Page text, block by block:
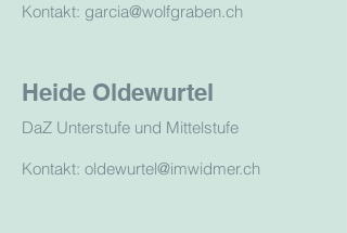
Kontakt: garcia@wolfgraben.ch
Heide Oldewurtel
DaZ Unterstufe und Mittelstufe
Kontakt: oldewurtel@imwidmer.ch